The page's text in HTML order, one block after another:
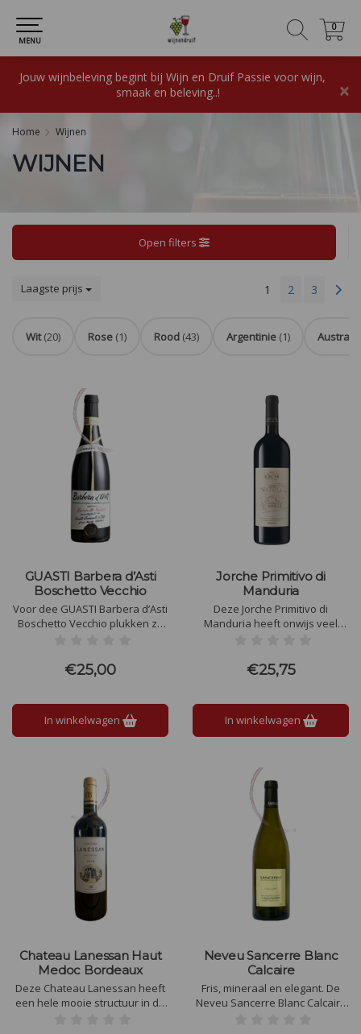
0
0
MENU
Jouw wijnbeleving begint bij Wijn en Druif Passie voor wijn,
smaak en beleving..!
×
Home Wijnen
WIJNEN
Open filters
Laagste prijs 1 2 3
Wit (20) Rose (1) Rood (43) Argentinie (1) Australie
GUASTI Barbera d’Asti
Boschetto Vecchio
Voor dee GUASTI Barbera d’Asti
Boschetto Vecchio plukken ze
barriques en vervolgens 6
maanden op fles. Mooie
€25,00
In winkelwagen
Jorche Primitivo di
Manduria
Deze Jorche Primitivo di
Manduria heeft onwijs veel
hout en specerijen zoals
zoethout.
€25,75
In winkelwagen
Chateau Lanessan Haut
Medoc Bordeaux
Deze Chateau Lanessan heeft
een hele mooie structuur in de
Neveu Sancerre Blanc
Calcaire
Fris, mineraal en elegant. De
Neveu Sancerre Blanc Calcaire